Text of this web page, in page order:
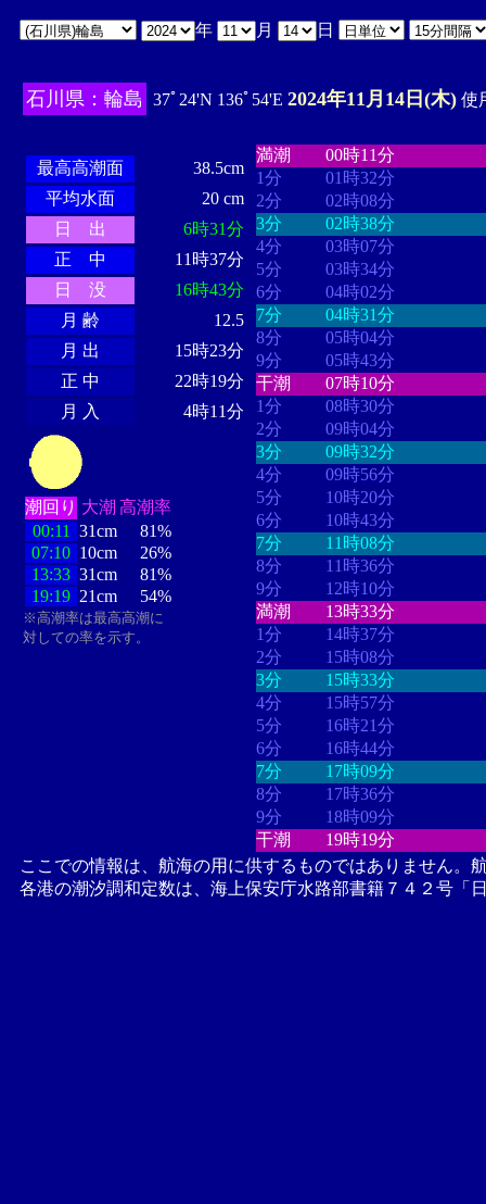
年 月 日
石川県：輪島 37ﾟ24'N 136ﾟ54'E 2024年11月14日(木) 使
最高高潮面
38.5cm
平均水面
20 cm
日 出
6時31分
正 中
11時37分
日 没
16時43分
月 齢
12.5
月 出
15時23分
正 中
22時19分
月 入
4時11分
潮回り 大潮 高潮率
00:11
31cm
81%
07:10 10cm
26%
13:33 31cm
81%
19:19 21cm 54%
※高潮率は最高高潮に
対しての率を示す。
満潮
00時11分
1分
01時32分
2分
02時08分
3分
02時38分
4分
03時07分
5分
03時34分
6分
04時02分
7分
04時31分
8分
05時04分
9分
05時43分
干潮
07時10分
1分
08時30分
2分
09時04分
3分
09時32分
4分
09時56分
5分
10時20分
6分
10時43分
7分
11時08分
8分
11時36分
9分
12時10分
満潮
13時33分
1分
14時37分
2分
15時08分
3分
15時33分
4分
15時57分
5分
16時21分
6分
16時44分
7分
17時09分
8分
17時36分
9分
18時09分
干潮
19時19分
ここでの情報は、航海の用に供するものではありません。
各港の潮汐調和定数は、海上保安庁水路部書籍７４２号「